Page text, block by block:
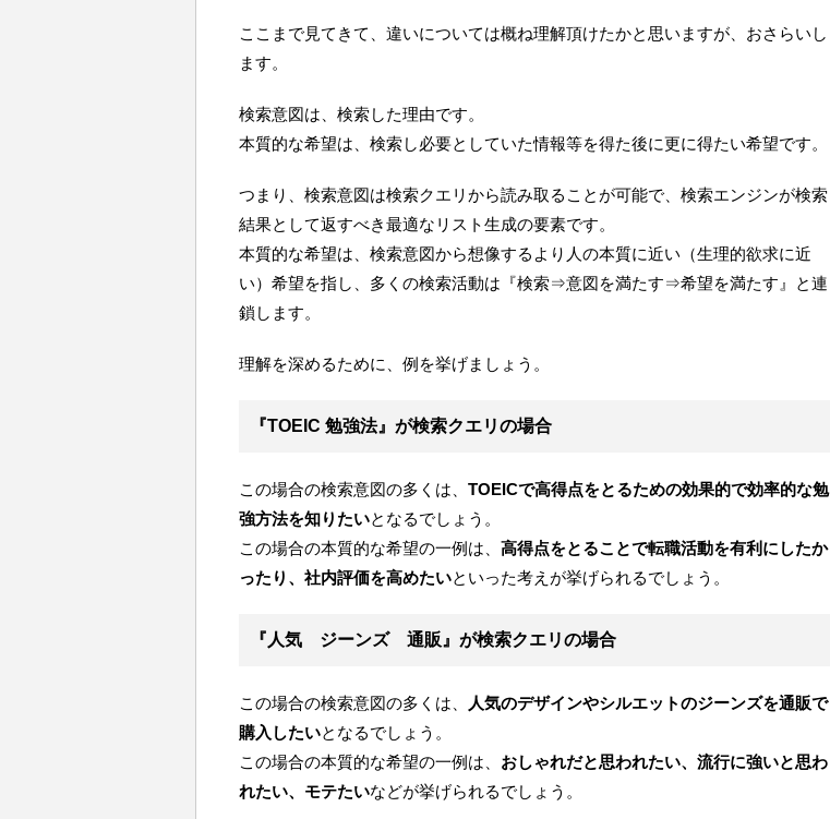
ここまで見てきて、違いについては概ね理解頂けたかと思いますが、おさらいし
ます。
検索意図は、検索した理由です。
本質的な希望は、検索し必要としていた情報等を得た後に更に得たい希望です。
つまり、検索意図は検索クエリから読み取ることが可能で、検索エンジンが検索
結果として返すべき最適なリスト生成の要素です。
本質的な希望は、検索意図から想像するより人の本質に近い（生理的欲求に近
い）希望を指し、多くの検索活動は『検索⇒意図を満たす⇒希望を満たす』と連
鎖します。
理解を深めるために、例を挙げましょう。
『TOEIC 勉強法』が検索クエリの場合
この場合の検索意図の多くは、 TOEICで高得点をとるための効果的で効率的な勉
強方法を知りたいとなるでしょう。
この場合の本質的な希望の一例は、 高得点をとることで転職活動を有利にしたか
ったり、社内評価を高めたいといった考えが挙げられるでしょう。
『人気 ジーンズ 通販』が検索クエリの場合
この場合の検索意図の多くは、
人気のデザインやシルエットのジーンズを通販で
購入したいとなるでしょう。
この場合の本質的な希望の一例は、 おしゃれだと思われたい、流行に強いと思わ
れたい、モテたいなどが挙げられるでしょう。